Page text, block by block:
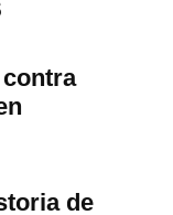
de